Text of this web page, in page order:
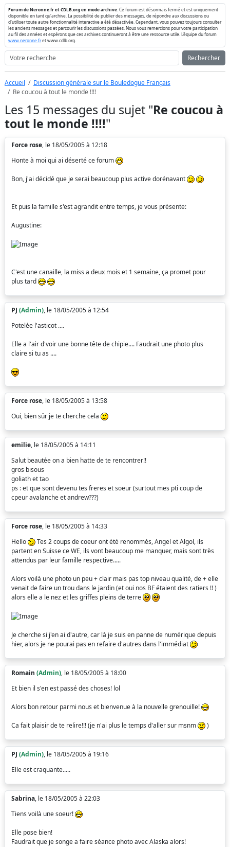
Forum de Neronne.fr et CDLB.org en mode archive . Ce forum est désormais fermé et est uniquement
disponible en tant qu'archive. La possibilité de publier des messages, de répondre aux discussions ou
d'utiliser toute autre fonctionnalité interactive a été désactivée. Cependant, vous pouvez toujours consulter
les anciens messages et parcourir les discussions passées. Nous vous remercions pour votre participation
au fil des années et espérons que ces archives continueront à être une ressource utile. L'équipe du forum
www.neronne.fret www.cdlb.org.
Rechercher
Accueil
Discussion générale sur le Bouledogue Français
Re coucou à tout le monde !!!!
Les 15 messages du sujet "Re coucou à
tout le monde !!!!"
Force rose, le 18/05/2005 à 12:18
Honte à moi qui ai déserté ce forum
Bon, j'ai décidé que je serai beaucoup plus active dorénavant
Et puis la famille s'est agrandit entre temps, je vous présente:
Augustine:
C'est une canaille, la miss a deux mois et 1 semaine, ça promet pour
plus tard
PJ (Admin), le 18/05/2005 à 12:54
Potelée l'asticot ....
Elle a l'air d'voir une bonne tête de chipie.... Faudrait une photo plus
claire si tu as ....
Force rose, le 18/05/2005 à 13:58
Oui, bien sûr je te cherche cela
emilie, le 18/05/2005 à 14:11
Salut beautée on a bien hatte de te rencontrer!!
gros bisous
goliath et tao
ps : et que sont devenu tes freres et soeur (surtout mes pti coup de
cpeur avalanche et andrew???)
Force rose, le 18/05/2005 à 14:33
Hello
Tes 2 coups de coeur ont été renommés, Angel et Algol, ils
partent en Suisse ce WE, ils vont beaucoup me manquer, mais sont très
attendus par leur famille respective.....
Alors voilà une photo un peu + clair mais pas top niveau qualité, de + elle
venait de faire un trou dans le jardin (et oui nos BF étaient des ratiers !! )
alors elle a le nez et les griffes pleins de terre
Je cherche si j'en ai d'autre, car là je suis en panne de numérique depuis
hier, alors je ne pourai pas en refaire d'autres dans l'immédiat
Romain (Admin), le 18/05/2005 à 18:00
Et bien il s'en est passé des choses! lol
Alors bon retour parmi nous et bienvenue à la nouvelle grenouille!
Ca fait plaisir de te relire!!! (je n'ai plus le temps d'aller sur msnm )
PJ (Admin), le 18/05/2005 à 19:16
Elle est craquante.....
Sabrina, le 18/05/2005 à 22:03
Tiens voilà une soeur!
Elle pose bien!
Faudrait que je songe a faire séance photo avec Alaska alors!